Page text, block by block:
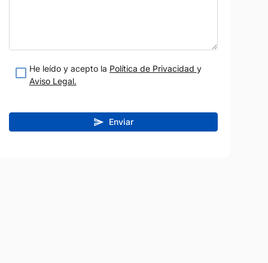
He leído y acepto la Política de Privacidad y
Aviso Legal.
Enviar